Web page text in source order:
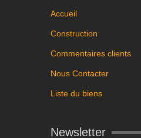
Accueil
Construction
Commentaires clients
Nous Contacter
Liste du biens
Newsletter